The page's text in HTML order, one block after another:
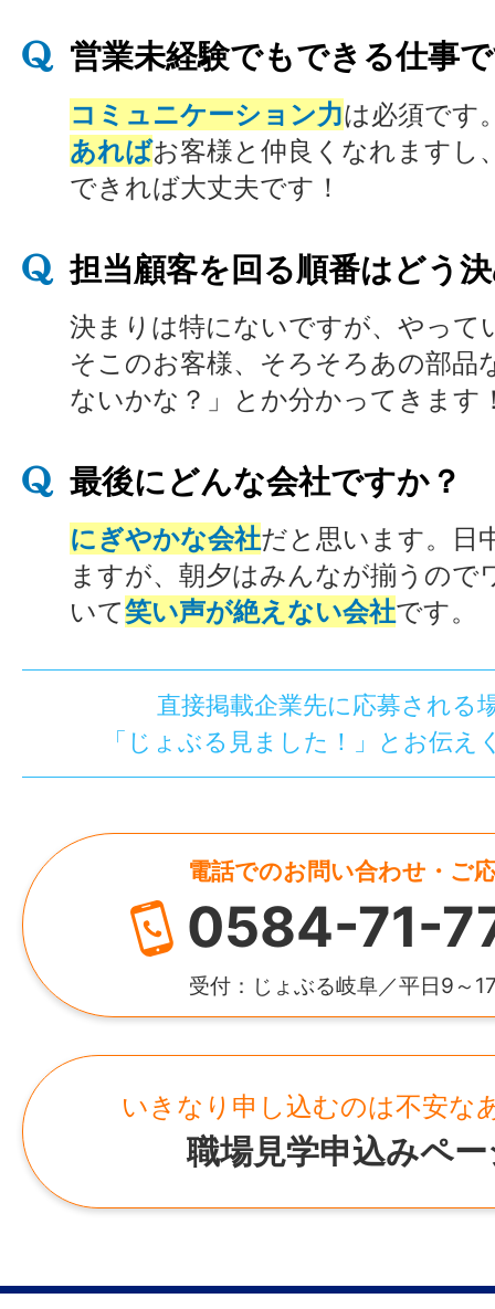
営業未経験でもできる仕事
コミュニケーション力は必須です
あればお客様と仲良くなれますし
できれば大丈夫です！
担当顧客を回る順番はどう
決まりは特にないですが、やって
そこのお客様、そろそろあの部品
ないかな？」とか分かってきます
最後にどんな会社ですか？
にぎやかな会社だと思います。日
ますが、朝夕はみんなが揃うので
いて笑い声が絶えない会社です。
直接掲載企業先に応募される
「じょぶる見ました！」とお伝え
電話でのお問い合わせ・ご
0584-71-
受付：じょぶる岐阜／平日9～
いきなり申し込むのは不安な
職場見学申込みペ